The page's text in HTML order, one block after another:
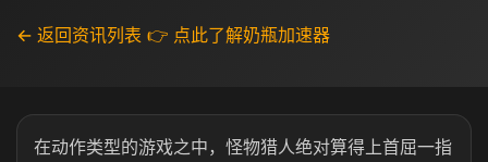
← 返回资讯列表 👉 点此了解奶瓶加速器
在动作类型的游戏之中，怪物猎人绝对算得上首屈一指